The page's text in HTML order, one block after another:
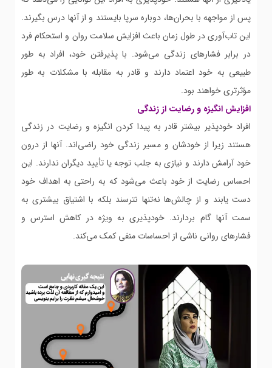
پس از مواجهه با بحران‌ها، دوباره سرپا بایستند و از آنها درس بگیرند.
این تاب‌آوری در طول زمان باعث افزایش سلامت روان و استحکام فرد
در برابر فشارهای زندگی می‌شود. با پذیرفتن خود، افراد به طور
طبیعی به خود اعتماد دارند و قادر به مقابله با مشکلات به طور
مؤثرتری خواهند بود.
افزایش انگیزه و رضایت از زندگی
افراد خودپذیر بیشتر قادر به پیدا کردن انگیزه و رضایت در زندگی
هستند زیرا از خودشان و مسیر زندگی خود راضی‌اند. آنها از درون
خود آرامش دارند و نیازی به جلب توجه یا تأیید دیگران ندارند. این
احساس رضایت از خود باعث می‌شود که به راحتی به اهداف خود
دست یابند و از چالش‌ها نه‌تنها نترسند بلکه با اشتیاق بیشتری به
سمت آنها گام بردارند. خودپذیری به ویژه در کاهش استرس و
فشارهای روانی ناشی از احساسات منفی کمک می‌کند.